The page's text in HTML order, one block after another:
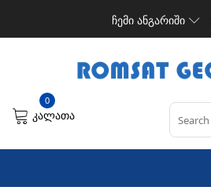
ჩემი ანგარიში
0
კალათა